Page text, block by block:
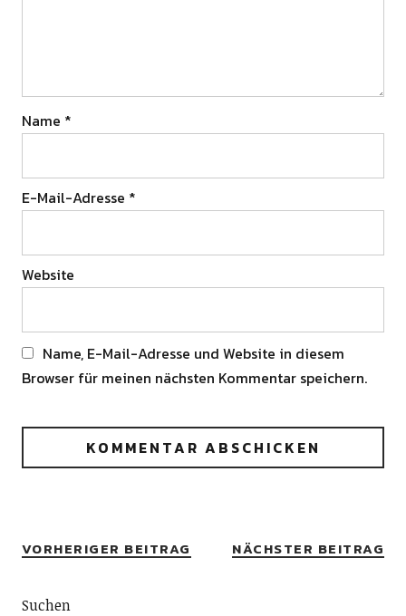
Name *
E-Mail-Adresse *
Website
Name, E-Mail-Adresse und Website in diesem
Browser für meinen nächsten Kommentar speichern.
VORHERIGER BEITRAG NÄCHSTER BEITRAG
Suchen